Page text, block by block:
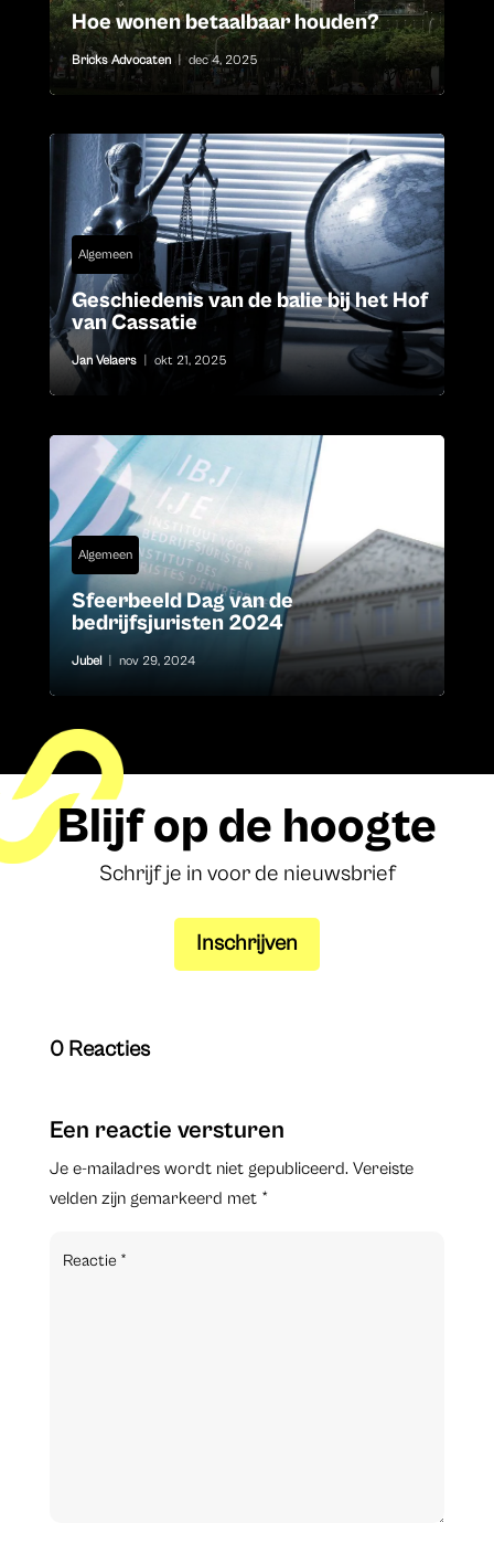
Hoe wonen betaalbaar houden?
Bricks Advocaten | dec 4, 2025
Algemeen
Geschiedenis van de balie bij het Hof
van Cassatie
Jan Velaers okt 21, 2025
Algemeen
Sfeerbeeld Dag van de
bedrijfsjuristen 2024
Jubel nov 29, 2024
Blijf op de hoogte
Schrijf je in voor de nieuwsbrief
Inschrijven
0 Reacties
Een reactie versturen
Je e-mailadres wordt niet gepubliceerd. Vereiste
velden zijn gemarkeerd met *